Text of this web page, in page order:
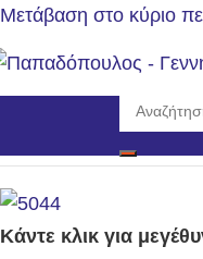
Μετάβαση στο κύριο
Αρχική σελίδα/Εργαλεία
Κάντε κλικ για